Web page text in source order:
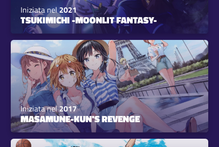
Iniziata nel2021
TSUKIMICHI -MOONLIT FANTASY-
Iniziata nel2017
MASAMUNE-KUN'S REVENGE